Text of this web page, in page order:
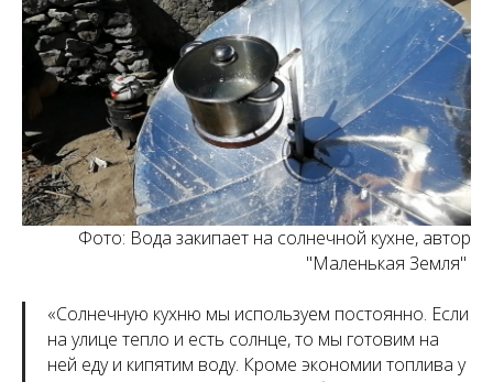
Фото: Вода закипает на солнечной кухне, автор
"Маленькая Земля"
«Солнечную кухню мы используем постоянно. Если
на улице тепло и есть солнце, то мы готовим на
ней еду и кипятим воду. Кроме экономии топлива у